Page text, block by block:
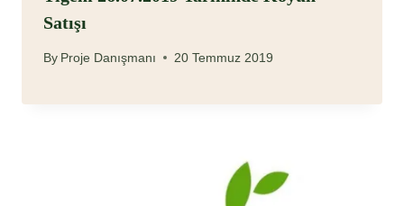
Satışı
By Proje Danışmanı 20 Temmuz 2019